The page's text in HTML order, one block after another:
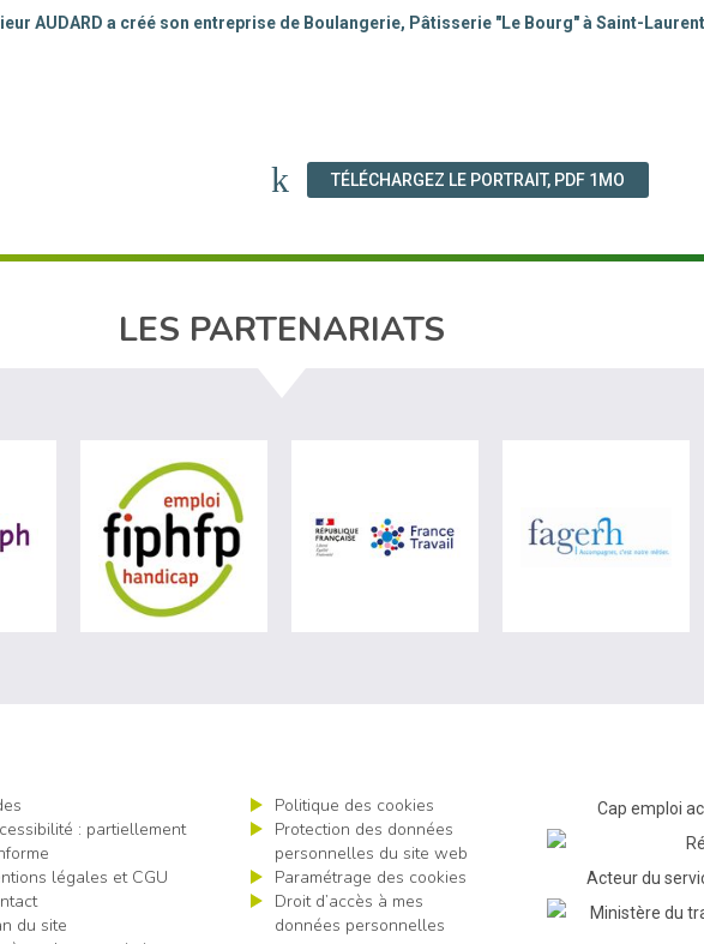
AUDARD a créé son entreprise de Boulangerie, Pâtisserie "Le Bourg" à Saint-
TÉLÉCHARGEZ LE PORTRAIT, PDF 1MO
LES PARTENARIATS
du travail (nouvelle fenêtre)
visiter les site de Agefiph (nouvelle fenêtre)visiter les site de Fiphfp (nouvelle fenêtre)
visiter les site de France
: partiellement
légales et CGU
du site
Politique des cookies
Protection des données
personnelles du site web
Paramétrage des cookies
Droit d’accès à mes
données personnelles
Cap emploi
Acteur du